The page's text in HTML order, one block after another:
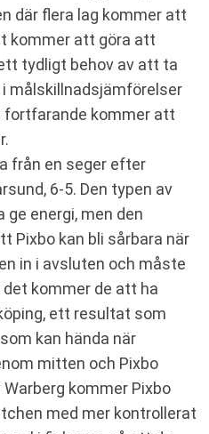
där flera lag kommer att
kommer att göra att
tydligt behov av att ta
målskillnadsjämförelser
fortfarande kommer att
från en seger efter
6-5. Den typen av
energi, men den
Pixbo kan bli sårbara när
in i avsluten och måste
kommer de att ha
ett resultat som
kan hända när
mitten och Pixbo
kommer Pixbo
med mer kontrollerat